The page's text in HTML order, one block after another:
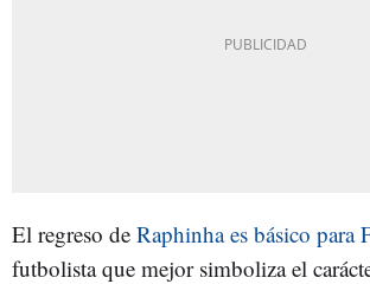
El regreso de Raphinha es básico para
futbolista que mejor simboliza el